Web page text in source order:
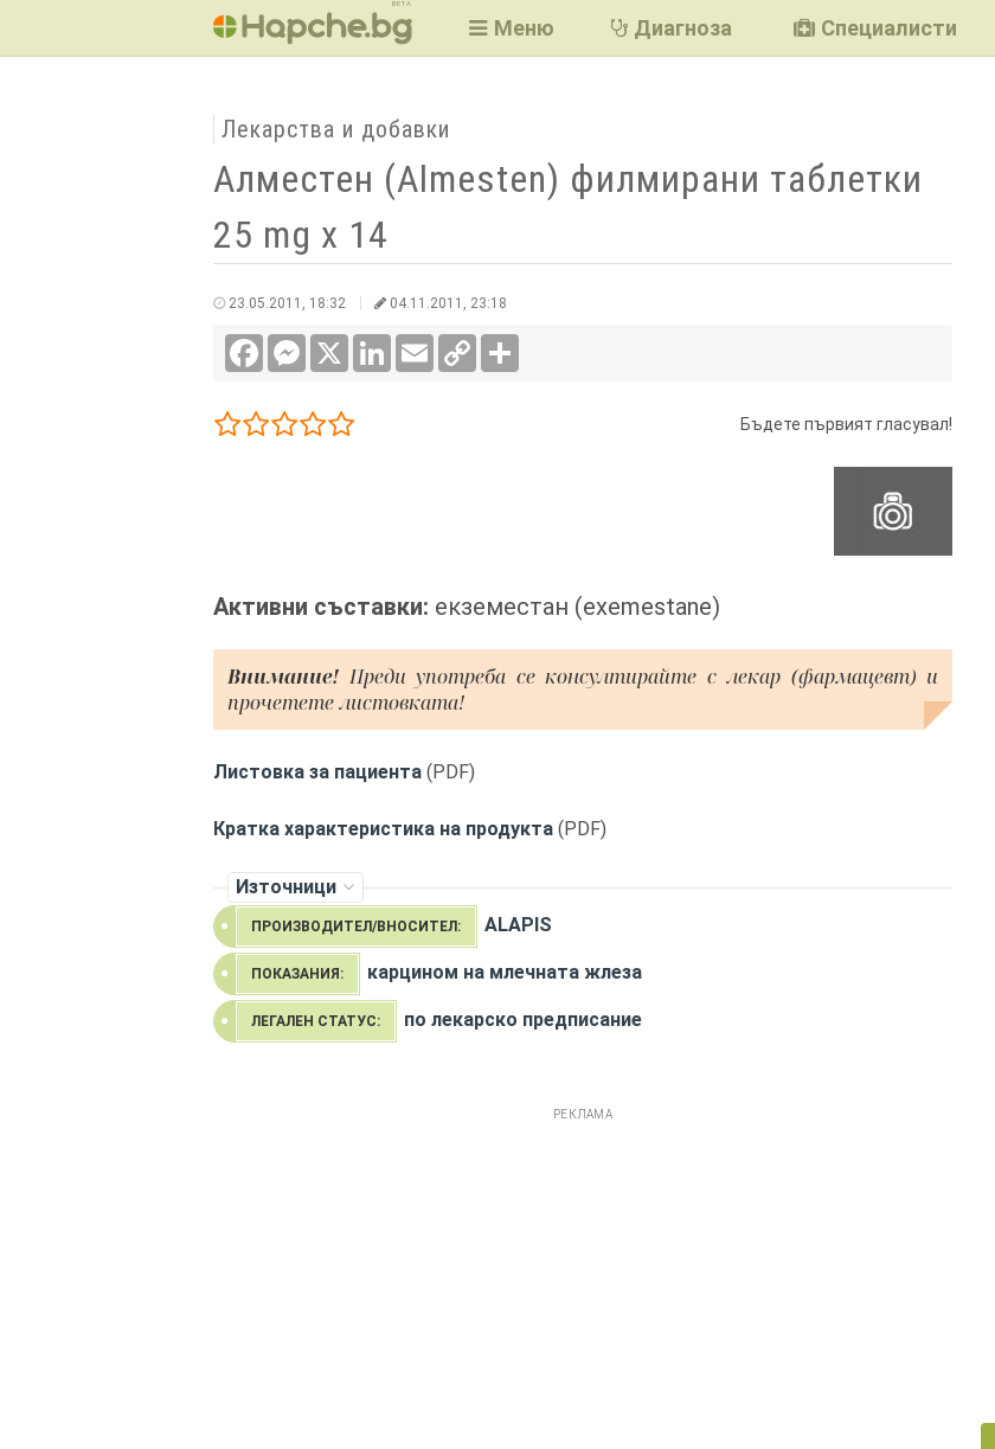
BETA
Меню Диагноза Специалисти
Лекарства и добавки
Алместен (Almesten) филмирани таблетки
25 mg x 14
23.05.2011, 18:32 04.11.2011, 23:18
FacebookMessenger LinkedInEmail
Copy
Link
1/52/53/54/55/5 Бъдете първият гласувал!
Активни съставки: екземестан (exemestane)
Внимание! Преди употреба се консултирайте с лекар (фармацевт) и
прочетете листовката!
Листовка за пациента (PDF)
Кратка характеристика на продукта (PDF)
Източници
ПРОИЗВОДИТЕЛ/ВНОСИТЕЛ: ALAPIS
ПОКАЗАНИЯ: карцином на млечната жлеза
ЛЕГАЛЕН СТАТУС: по лекарско предписание
РЕКЛАМА